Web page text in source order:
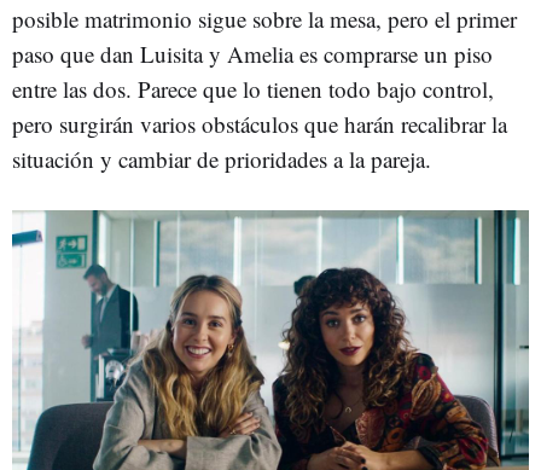
posible matrimonio sigue sobre la mesa, pero el primer
paso que dan Luisita y Amelia es comprarse un piso
entre las dos. Parece que lo tienen todo bajo control,
pero surgirán varios obstáculos que harán recalibrar la
situación y cambiar de prioridades a la pareja.